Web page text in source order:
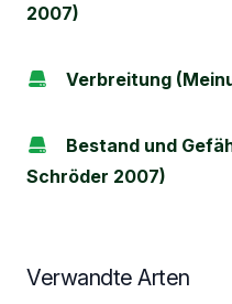
2007)
Verbreitung
Bestand und
Schröder 2007)
Verwandte Arten